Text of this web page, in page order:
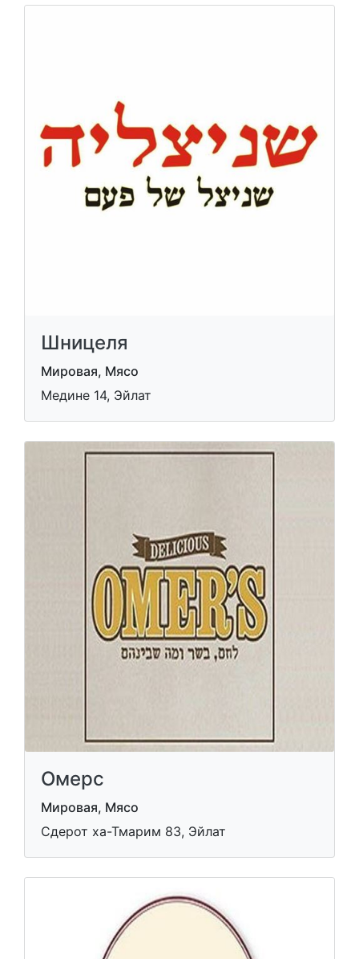
Шницеля
Мировая, Мясо
Медине 14, Эйлат
Омерс
Мировая, Мясо
Сдерот ха-Тмарим 83, Эйлат